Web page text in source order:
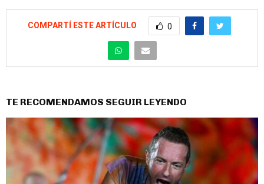
COMPARTÍ ESTE ARTÍCULO 0
TE RECOMENDAMOS SEGUIR LEYENDO